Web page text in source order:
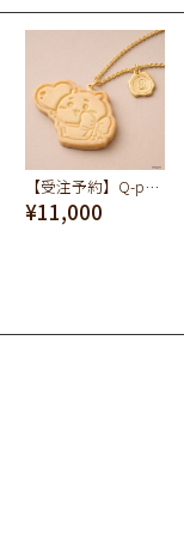
【受注予約】Q-pot. ちいかわ ミルククッキー ネックレス（ちいかわ）
¥11,000